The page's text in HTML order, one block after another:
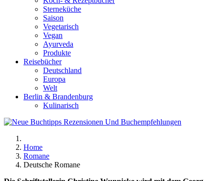
Sterneküche
Saison
Vegetarisch
Vegan
Ayurveda
Produkte
Reisebücher
Deutschland
Europa
Welt
Berlin & Brandenburg
Kulinarisch
Home
Romane
Deutsche Romane